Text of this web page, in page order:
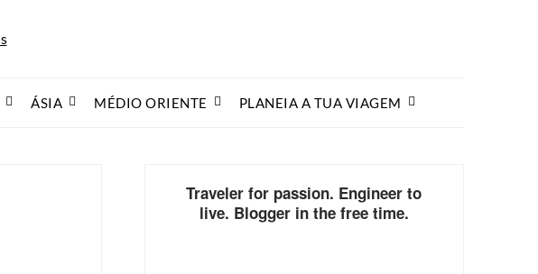
ÁSIA MÉDIO ORIENTE PLANEIA A TUA VIAGEM
Traveler for passion. Engineer to
live. Blogger in the free time.